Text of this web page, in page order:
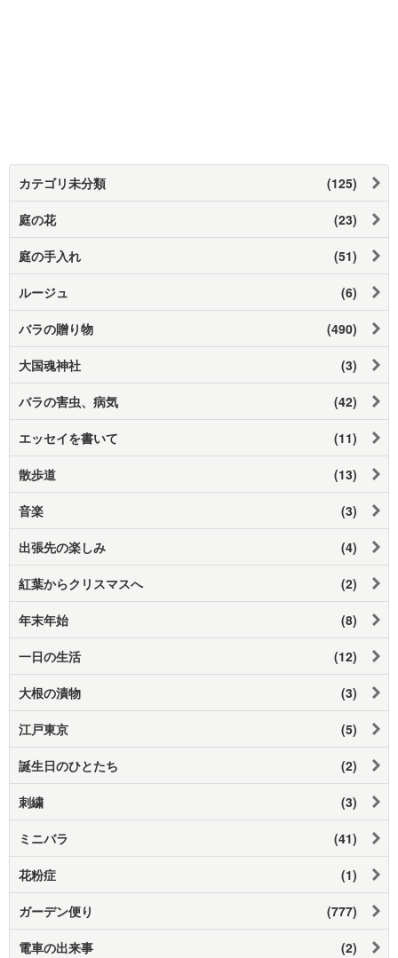
カテゴリ未分類 (125)
庭の花 (23)
庭の手入れ (51)
ルージュ (6)
バラの贈り物 (490)
大国魂神社 (3)
バラの害虫、病気 (42)
エッセイを書いて (11)
散歩道 (13)
音楽 (3)
出張先の楽しみ (4)
紅葉からクリスマスへ (2)
年末年始 (8)
一日の生活 (12)
大根の漬物 (3)
江戸東京 (5)
誕生日のひとたち (2)
刺繍 (3)
ミニバラ (41)
花粉症 (1)
ガーデン便り (777)
電車の出来事 (2)